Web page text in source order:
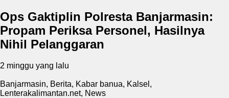
Ops Gaktiplin Polresta Banjarmasin:
Propam Periksa Personel, Hasilnya
Nihil Pelanggaran
2 minggu yang lalu
Banjarmasin, Berita, Kabar banua, Kalsel ,
Lenterakalimantan.net, News